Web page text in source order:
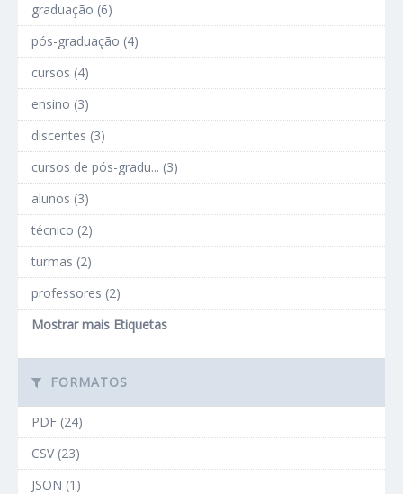
graduação (6)
pós-graduação (4)
cursos (4)
ensino (3)
discentes (3)
cursos de pós-gradu... (3)
alunos (3)
técnico (2)
turmas (2)
professores (2)
Mostrar mais Etiquetas
FORMATOS
PDF (24)
CSV (23)
JSON (1)